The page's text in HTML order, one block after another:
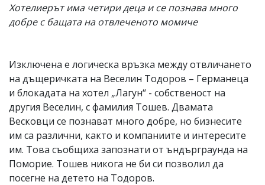
Хотелиерът има четири деца и се познава много
добре с бащата на отвлеченото момиче
Изключена е логическа връзка между отвличането
на дъщеричката на Веселин Тодоров – Германеца
и блокадата на хотел „Лагун“ - собственост на
другия Веселин, с фамилия Тошев. Двамата
Весковци се познават много добре, но бизнесите
им са различни, както и компаниите и интересите
им. Това съобщиха запознати от ъндърграунда на
Поморие. Тошев никога не би си позволил да
посегне на детето на Тодоров.